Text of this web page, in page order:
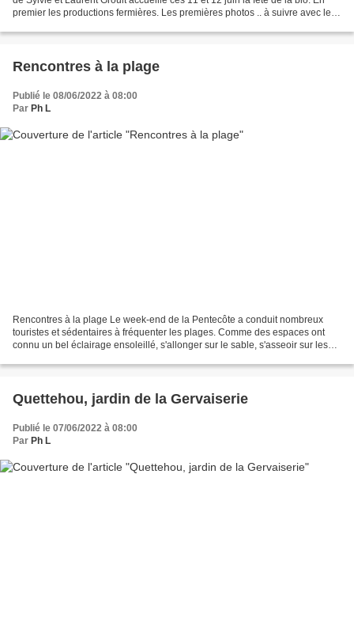
premier les productions fermières. Les premières photos .. à suivre avec les
Rencontres à la plage
Publié le 08/06/2022 à 08:00
Par Ph L
Rencontres à la plage Le week-end de la Pentecôte a conduit nombreux
touristes et sédentaires à fréquenter les plages. Comme des espaces ont
connu un bel éclairage ensoleillé, s'allonger sur le sable, s'asseoir sur les
Quettehou, jardin de la Gervaiserie
Publié le 07/06/2022 à 08:00
Par Ph L